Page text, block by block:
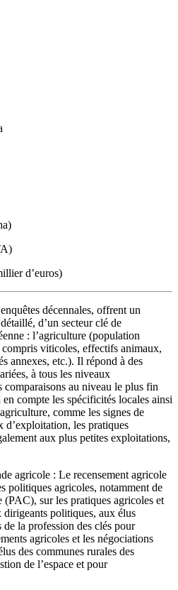
d’euros)
enquêtes décennales, offrent un
d’un secteur clé de
: l’agriculture (population
viticoles, effectifs animaux,
annexes, etc.). Il répond à des
à tous les niveaux
comparaisons au niveau le plus fin
compte les spécificités locales ainsi
comme les signes de
d’exploitation, les pratiques
aux plus petites exploitations,
agricole : Le recensement agricole
politiques agricoles, notamment de
sur les pratiques agricoles et
politiques, aux élus
la profession des clés pour
agricoles et les négociations
des communes rurales des
de l’espace et pour